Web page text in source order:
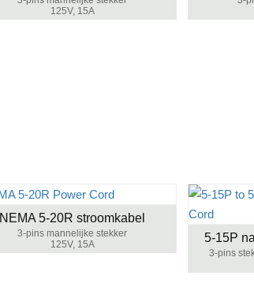
125V, 15A
NEMA 5-20R stroomkabel
3-pins mannelijke stekker
125V, 15A
5-15P
3-pins